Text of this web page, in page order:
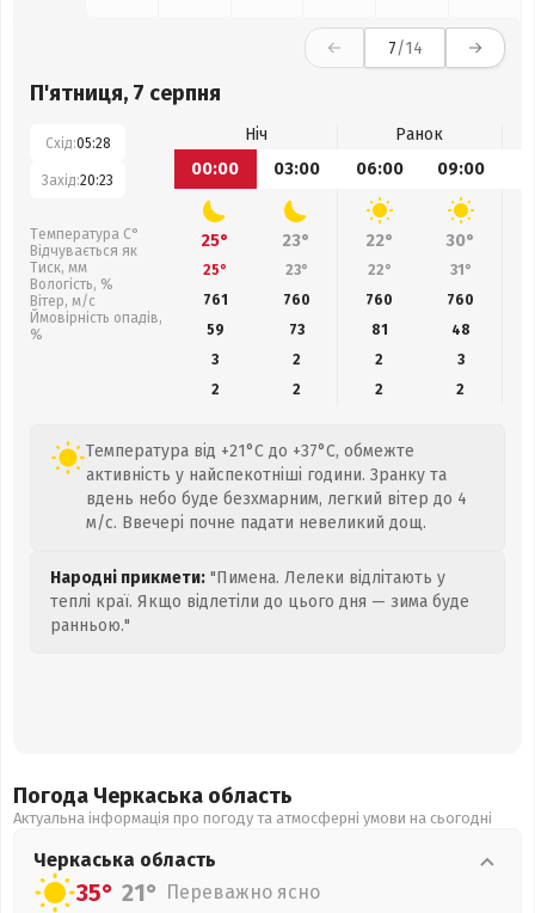
7/14
П'ятниця, 7 серпня
Схід:05:28
Захід:20:23
Температура С°
Відчувається як
Тиск, мм
Вологість, %
Вітер, м/с
Ймовірність опадів,
%
Ніч
Ранок
00:00
03:00 06:00 09:00
25° 23° 22° 30°
25° 23° 22° 31°
761
760 760 760
59
73 81
48
3
2 2
3
2
2 2 2
Температура від +21°C до +37°C, обмежте
активність у найспекотніші години. Зранку та
вдень небо буде безхмарним, легкий вітер до 4
м/с. Ввечері почне падати невеликий дощ.
Народні прикмети: "Пимена. Лелеки відлітають у
теплі краї. Якщо відлетіли до цього дня — зима буде
ранньою."
Погода Черкаська область
Актуальна інформація про погоду та атмосферні умови на сьогодні
Черкаська область
35° 21° Переважно ясно